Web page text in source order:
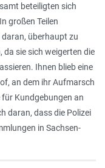
beteiligten sich
großen Teilen
überhaupt zu
da sie sich weigerten die
Ihnen blieb eine
an dem ihr Aufmarsch
Kundgebungen an
daran, dass die Polizei
in Sachsen-